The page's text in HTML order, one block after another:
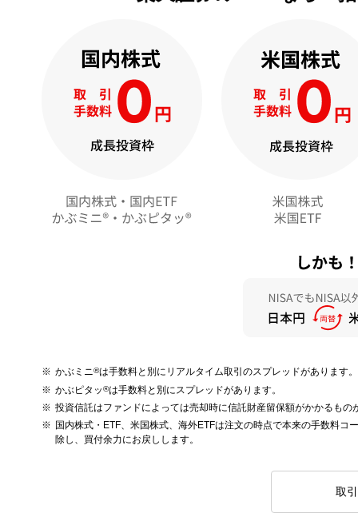
かぶミニ®は手数料と別にリアルタイム取引のスプレッドがあります
かぶピタッ®は手数料と別にスプレッドがあります。
投資信託はファンドによっては売却時に信託財産留保額がかかるもの
国内株式・ETF、米国株式、海外ETFは注文の時点で本来の手数料
除し、買付余力にお戻しします。
取